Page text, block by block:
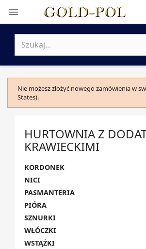

Nie możesz złożyć nowego zamówienia w
States).
HURTOWNIA Z
KRAWIECKIMI
KORDONEK
NICI
PASMANTERIA
PIÓRA
SZNURKI
WŁÓCZKI
WSTĄŻKI